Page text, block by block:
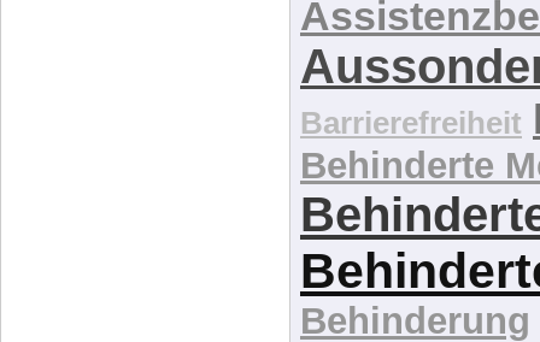
Barrierefreiheit
Behinderte